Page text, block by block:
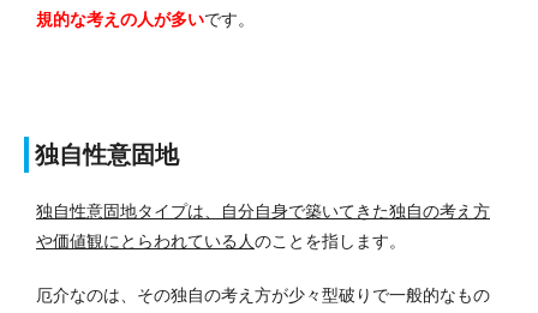
規的な考えの人が多いです。
独自性意固地
独自性意固地タイプは、自分自身で築いてきた独自の考え方
や価値観にとらわれている人のことを指します。
厄介なのは、その独自の考え方が少々型破りで一般的なもの